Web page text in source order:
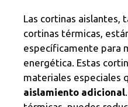
Las cortinas aislantes,
cortinas térmicas,
específicamente para
energética. Estas
materiales especiales
aislamiento adicional